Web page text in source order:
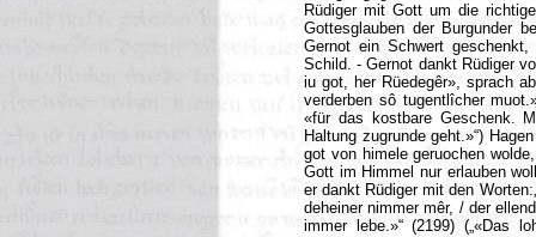
Rüdiger mit Gott um die
Gottesglauben der Burgunder
Gernot ein Schwert
Schild. - Gernot dankt Rüdiger
iu got, her Rüedegêr», sprach
verderben sô tugentlîcher
«für das kostbare Geschenk.
Haltung zugrunde geht.»“)
got von himele geruochen
Gott im Himmel nur erlauben
er dankt Rüdiger mit den
deheiner nimmer mêr, / der
immer lebe.»“ (2199) („«Das